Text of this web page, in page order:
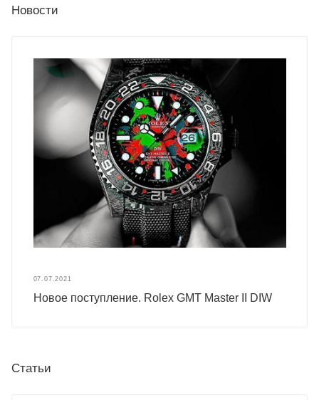
Новости
07.07.2021
Новое поступление. Rolex GMT Master II DIW
Статьи